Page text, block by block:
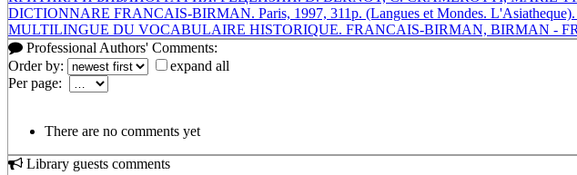
DICTIONNARE FRANCAIS-BIRMAN. Paris, 1997, 311р. (Langues et Mondes.
MULTILINGUE DU VOCABULAIRE HISTORIQUE. FRANCAIS-BIRMAN, BIRMAN -
Professional Authors' Comments:
Order by:
expand all
Per page:
There are no comments yet
Library guests comments